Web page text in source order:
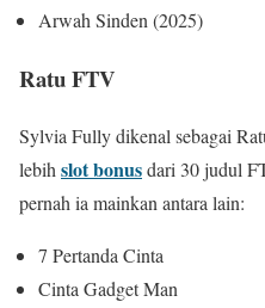
Arwah Sinden (2025)
Ratu FTV
Sylvia Fully dikenal sebagai
lebihslot bonusdari 30 judul
pernah ia mainkan antara lain:
7 Pertanda Cinta
Cinta Gadget Man